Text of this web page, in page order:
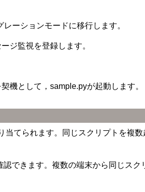
ーションモードに移行します。
ジ監視を登録します。
機として，sample.pyが起動します。
てられます。同じスクリプトを複
できます。複数の端末から同じスク